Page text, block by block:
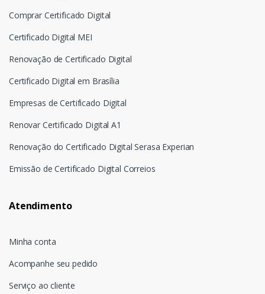
Comprar Certificado Digital
Certificado Digital MEI
Renovação de Certificado Digital
Certificado Digital em Brasília
Empresas de Certificado Digital
Renovar Certificado Digital A1
Renovação do Certificado Digital Serasa Experian
Emissão de Certificado Digital Correios
Atendimento
Minha conta
Acompanhe seu pedido
Serviço ao cliente